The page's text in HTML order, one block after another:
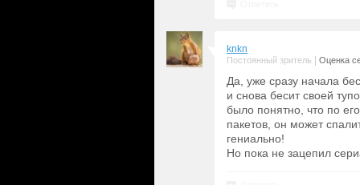
knkn
Постоянный зритель Оценка
Да, уже сразу начала
и снова бесит своей
было понятно, что по
пакетов, он может
гениально!
Но пока не зацепил